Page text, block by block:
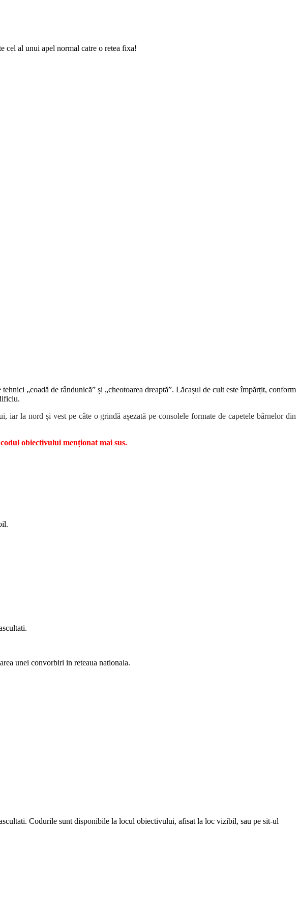
cel al unui apel normal catre o retea fixa!
„coadă de rândunică” și „cheotoarea dreaptă”. Lăcașul de cult este împărțit, conform
la nord și vest pe câte o grindă așezată pe consolele formate de capetele bârnelor din
obiectivului menționat mai sus.
unei convorbiri in reteaua nationala.
Codurile sunt disponibile la locul obiectivului, afisat la loc vizibil, sau pe sit-ul